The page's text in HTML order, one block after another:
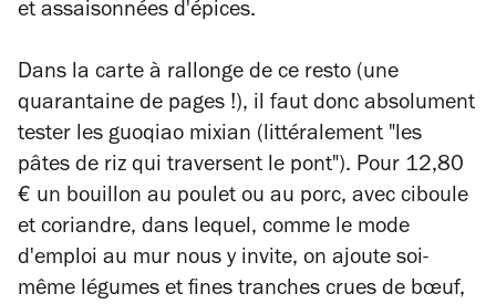
et assaisonnées d'épices.
Dans la carte à rallonge de ce resto (une
quarantaine de pages !), il faut donc absolument
tester les guoqiao mixian (littéralement "les
pâtes de riz qui traversent le pont"). Pour 12,80
€ un bouillon au poulet ou au porc, avec ciboule
et coriandre, dans lequel, comme le mode
d'emploi au mur nous y invite, on ajoute soi-
même légumes et fines tranches crues de bœuf,